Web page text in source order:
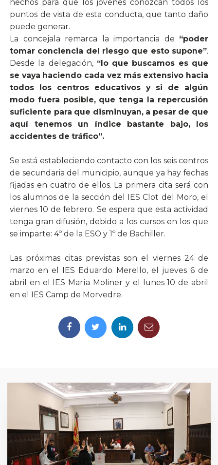
hechos para que los jóvenes conozcan todos los
puntos de vista de esta conducta, que tanto daño
puede generar.
La concejala remarca la importancia de “poder
tomar conciencia del riesgo que esto supone”.
Desde la delegación, “lo que buscamos es que
se vaya haciendo cada vez más extensivo hacia
todos los centros educativos y si de algún
modo fuera posible, que tenga la repercusión
suficiente para que disminuyan, a pesar de que
aquí tenemos un índice bastante bajo, los
accidentes de tráfico”.
Se está estableciendo contacto con los seis centros
de secundaria del municipio, aunque ya hay fechas
fijadas en cuatro de ellos. La primera cita será con
los alumnos de la sección del IES Clot del Moro, el
viernes 10 de febrero. Se espera que esta actividad
tenga gran difusión, debido a los cursos en los que
se imparte: 4º de la ESO y 1º de Bachiller.
Las próximas citas previstas son el viernes 24 de
marzo en el IES Eduardo Merello, el jueves 6 de
abril en el IES María Moliner y el lunes 10 de abril
en el IES Camp de Morvedre.